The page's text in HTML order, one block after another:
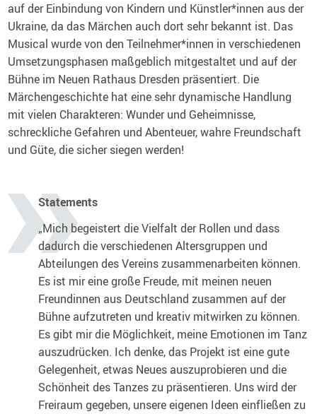
auf der Einbindung von Kindern und Künstler*innen aus der
Ukraine, da das Märchen auch dort sehr bekannt ist. Das
Musical wurde von den Teilnehmer*innen in verschiedenen
Umsetzungsphasen maßgeblich mitgestaltet und auf der
Bühne im Neuen Rathaus Dresden präsentiert. Die
Märchengeschichte hat eine sehr dynamische Handlung
mit vielen Charakteren: Wunder und Geheimnisse,
schreckliche Gefahren und Abenteuer, wahre Freundschaft
und Güte, die sicher siegen werden!
Statements
„Mich begeistert die Vielfalt der Rollen und dass
dadurch die verschiedenen Altersgruppen und
Abteilungen des Vereins zusammenarbeiten können.
Es ist mir eine große Freude, mit meinen neuen
Freundinnen aus Deutschland zusammen auf der
Bühne aufzutreten und kreativ mitwirken zu können.
Es gibt mir die Möglichkeit, meine Emotionen im Tanz
auszudrücken. Ich denke, das Projekt ist eine gute
Gelegenheit, etwas Neues auszuprobieren und die
Schönheit des Tanzes zu präsentieren. Uns wird der
Freiraum gegeben, unsere eigenen Ideen einfließen zu